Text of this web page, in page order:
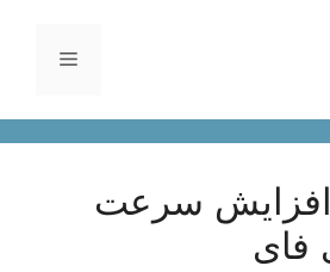
فهرست
افزایش سرعت
فای